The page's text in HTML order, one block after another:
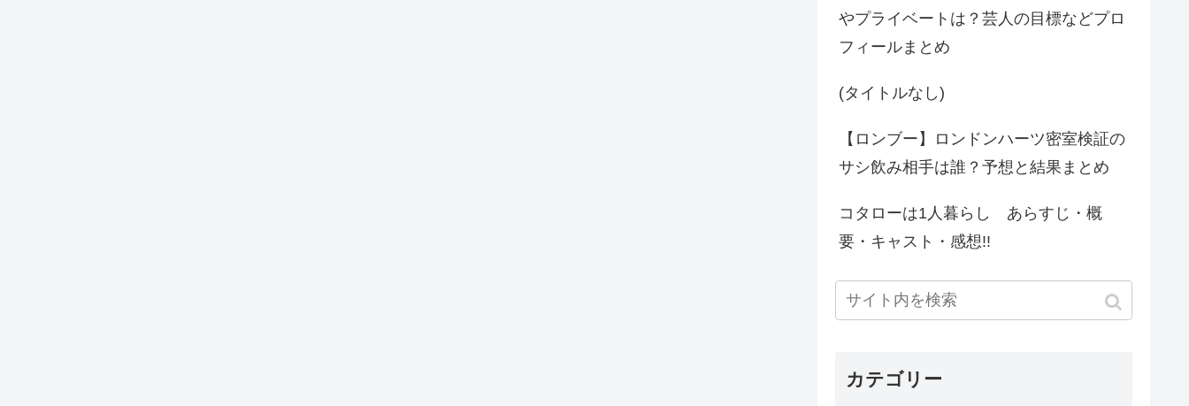
やプライベートは？芸人の目標などプロ
フィールまとめ
(タイトルなし)
【ロンブー】ロンドンハーツ密室検証の
サシ飲み相手は誰？予想と結果まとめ
コタローは1人暮らし あらすじ・概
要・キャスト・感想!!
カテゴリー